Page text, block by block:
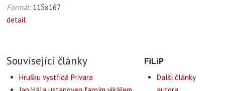
Formát:115x167
detail
Související články
Hrušku vystřídá Prívara
FiLiP
Další články